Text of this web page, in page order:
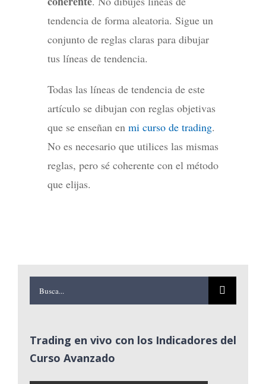
tendencia de forma aleatoria. Sigue un
conjunto de reglas claras para dibujar
tus líneas de tendencia.
Todas las líneas de tendencia de este
artículo se dibujan con reglas objetivas
que se enseñan en mi curso de trading.
No es necesario que utilices las mismas
reglas, pero sé coherente con el método
que elijas.
Buscar:
Trading en vivo con los Indicadores del
Curso Avanzado